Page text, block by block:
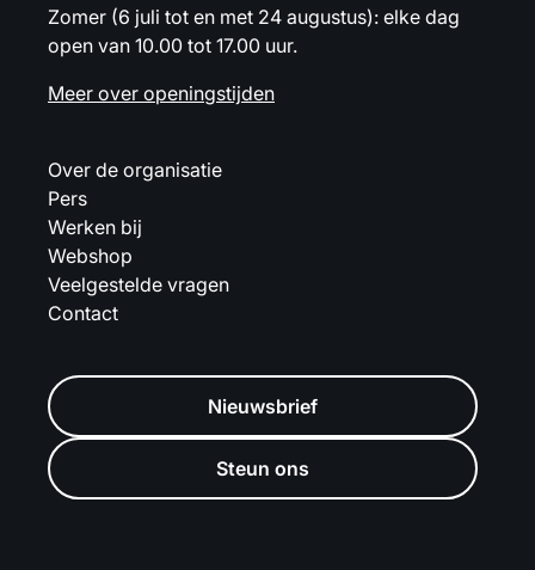
Zomer (6 juli tot en met 24 augustus): elke dag
open van 10.00 tot 17.00 uur.
Meer over openingstijden
Over de organisatie
Pers
Werken bij
Webshop
Veelgestelde vragen
Contact
Nieuwsbrief
Steun ons